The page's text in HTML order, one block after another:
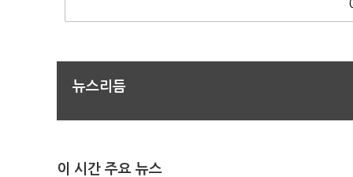
뉴스리듬
이 시간 주요 뉴스